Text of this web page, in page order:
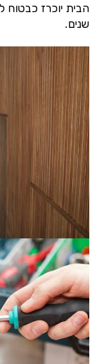
הבית יוכרז כבטוח
שנים.